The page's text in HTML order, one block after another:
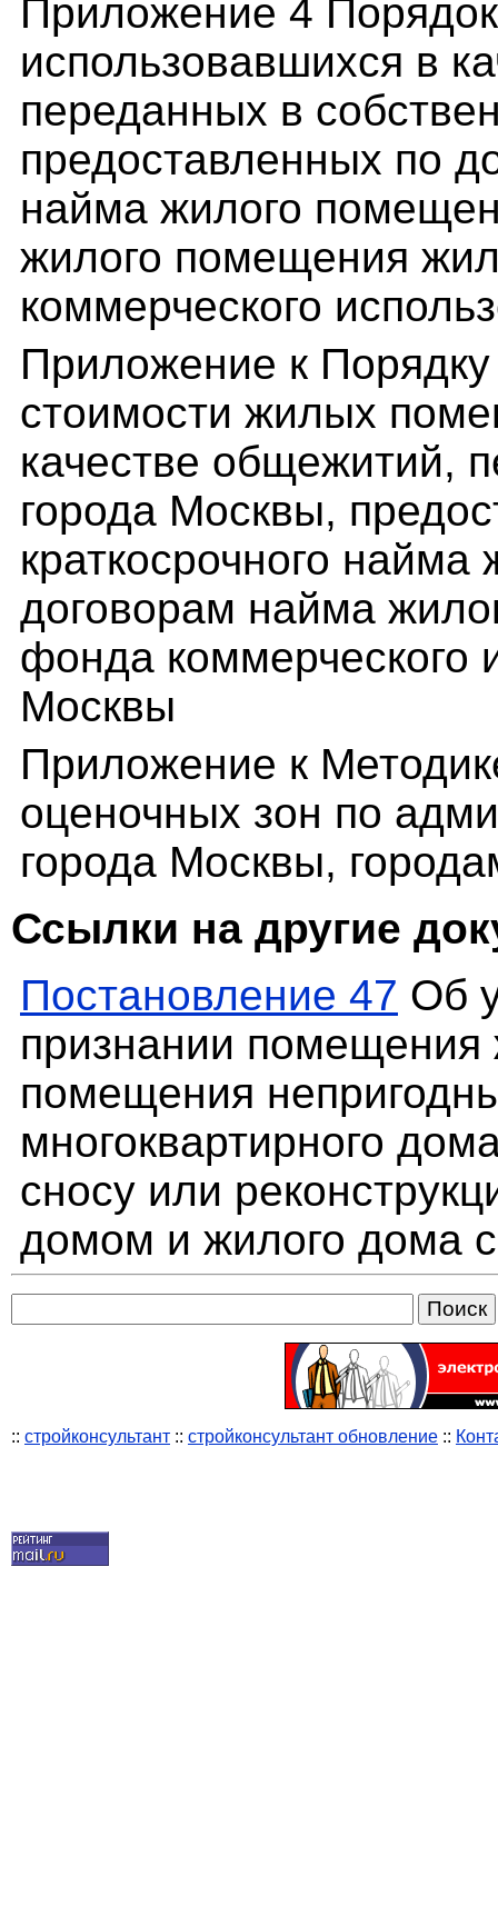
Приложение 4
использовавшихся в
переданных в
предоставленных по
найма жилого
жилого помещения
коммерческого
Приложение к
стоимости жилых
качестве общежитий,
города Москвы,
краткосрочного
договорам найма
фонда коммерческого
Москвы
Приложение к
оценочных зон по
города Москвы,
Ссылки на другие
Постановление 47 Об
признании
помещения
многоквартирного
сносу или
домом и жилого дома
:: стройконсультант :: стройконсультант обновление ::